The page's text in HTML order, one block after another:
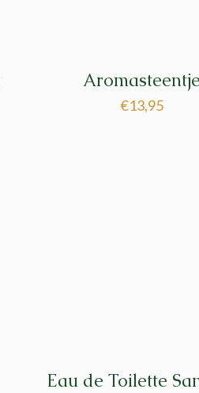
€13,95
Eau de Toilette